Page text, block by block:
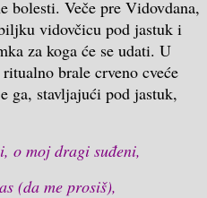
bolesti. Veče pre Vidovdana,
vidovčicu pod jastuk i
za koga će se udati. U
brale crveno cveće
ga, stavljajući pod jastuk,
o moj dragi suđeni,
(da me prosiš),